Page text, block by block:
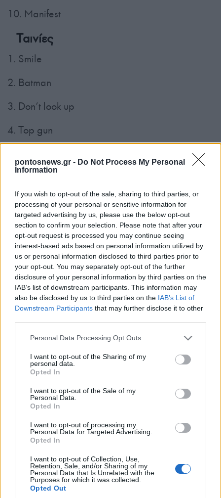
pontosnews.gr - Do Not Process My Personal
Information
If you wish to opt-out of the sale, sharing to third parties, or
processing of your personal or sensitive information for
targeted advertising by us, please use the below opt-out
section to confirm your selection. Please note that after your
opt-out request is processed you may continue seeing
interest-based ads based on personal information utilized by
us or personal information disclosed to third parties prior to
your opt-out. You may separately opt-out of the further
disclosure of your personal information by third parties on the
IAB’s list of downstream participants. This information may
also be disclosed by us to third parties on the IAB’s List of
Downstream Participants that may further disclose it to other
Please note that this website/app uses one or more Google
not limited to your visit or usage behaviour. You may click to
grant or deny consent to Google and its third-party tags to
use your data for below specified purposes in below Google
consent section.
Personal Data Processing Opt Outs
I want to opt-out of the Sharing of my
personal data.
Opted In
I want to opt-out of the Sale of my
Personal Data.
Opted In
I want to opt-out of processing my
Personal Data for Targeted Advertising.
Opted In
I want to opt-out of Collection, Use,
Retention, Sale, and/or Sharing of my
Personal Data that Is Unrelated with the
Purposes for which it was collected.
Opted Out
10. Manifest
Ταινίες
1. Smile
2. Batman
3. Don’t look up
4. Top gun
7. Black Αdam
8. Σμύρνη μου αγαπημένη
9. Doctor strange
10. Bullet train
Τι είναι
2. Τι είναι η ρήτρα αναπροσαρμογής
3. Τι είναι nfc
4. Τι είναι nft
5. Τι είναι το swift
6. Τι είναι η κεταμίνη
7. Τι είναι το ΝΑΤΟ